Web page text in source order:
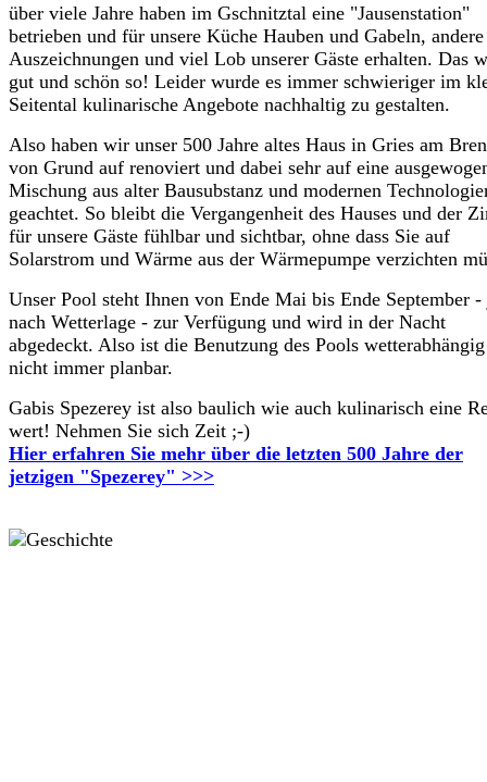
über viele Jahre haben im Gschnitztal eine "Jausenstation"
betrieben und für unsere Küche Hauben und Gabeln, andere
Auszeichnungen und viel Lob unserer Gäste erhalten. Das
gut und schön so! Leider wurde es immer schwieriger im
Seitental kulinarische Angebote nachhaltig zu gestalten.
Also haben wir unser 500 Jahre altes Haus in Gries am
von Grund auf renoviert und dabei sehr auf eine
Mischung aus alter Bausubstanz und modernen
geachtet. So bleibt die Vergangenheit des Hauses und der
für unsere Gäste fühlbar und sichtbar, ohne dass Sie auf
Solarstrom und Wärme aus der Wärmepumpe verzichten
Unser Pool steht Ihnen von Ende Mai bis Ende September -
nach Wetterlage - zur Verfügung und wird in der Nacht
abgedeckt. Also ist die Benutzung des Pools
nicht immer planbar.
Gabis Spezerey ist also baulich wie auch kulinarisch eine
wert! Nehmen Sie sich Zeit ;-)
Hier erfahren Sie mehr über die letzten 500 Jahre der
jetzigen "Spezerey" >>>